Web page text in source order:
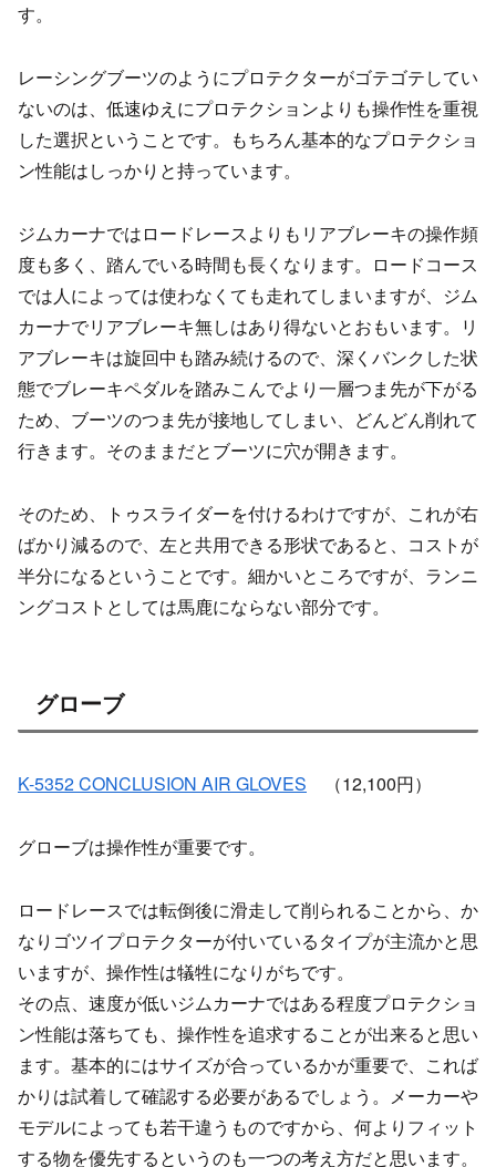
す。
レーシングブーツのようにプロテクターがゴテゴテしてい
ないのは、低速ゆえにプロテクションよりも操作性を重視
した選択ということです。もちろん基本的なプロテクショ
ン性能はしっかりと持っています。
ジムカーナではロードレースよりもリアブレーキの操作頻
度も多く、踏んでいる時間も長くなります。ロードコース
では人によっては使わなくても走れてしまいますが、ジム
カーナでリアブレーキ無しはあり得ないとおもいます。リ
アブレーキは旋回中も踏み続けるので、深くバンクした状
態でブレーキペダルを踏みこんでより一層つま先が下がる
ため、ブーツのつま先が接地してしまい、どんどん削れて
行きます。そのままだとブーツに穴が開きます。
そのため、トゥスライダーを付けるわけですが、これが右
ばかり減るので、左と共用できる形状であると、コストが
半分になるということです。細かいところですが、ランニ
ングコストとしては馬鹿にならない部分です。
グローブ
K-5352 CONCLUSION AIR GLOVES （12,100円）
グローブは操作性が重要です。
ロードレースでは転倒後に滑走して削られることから、か
なりゴツイプロテクターが付いているタイプが主流かと思
いますが、操作性は犠牲になりがちです。
その点、速度が低いジムカーナではある程度プロテクショ
ン性能は落ちても、操作性を追求することが出来ると思い
ます。基本的にはサイズが合っているかが重要で、これば
かりは試着して確認する必要があるでしょう。メーカーや
モデルによっても若干違うものですから、何よりフィット
する物を優先するというのも一つの考え方だと思います。